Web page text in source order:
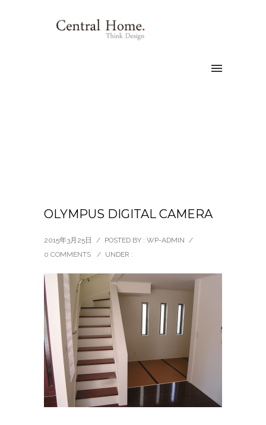
OLYMPUS DIGITAL CAMERA
2015年3月25日 / POSTED BY : WP-ADMIN /
0 COMMENTS
/ UNDER :